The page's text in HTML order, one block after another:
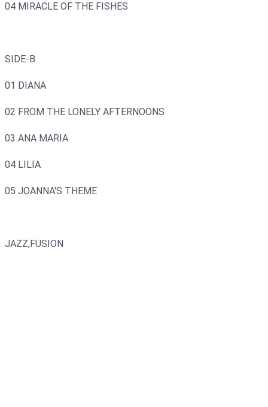
04 MIRACLE OF THE FISHES
SIDE-B
01 DIANA
02 FROM THE LONELY AFTERNOONS
03 ANA MARIA
04 LILIA
05 JOANNA'S THEME
JAZZ,FUSION